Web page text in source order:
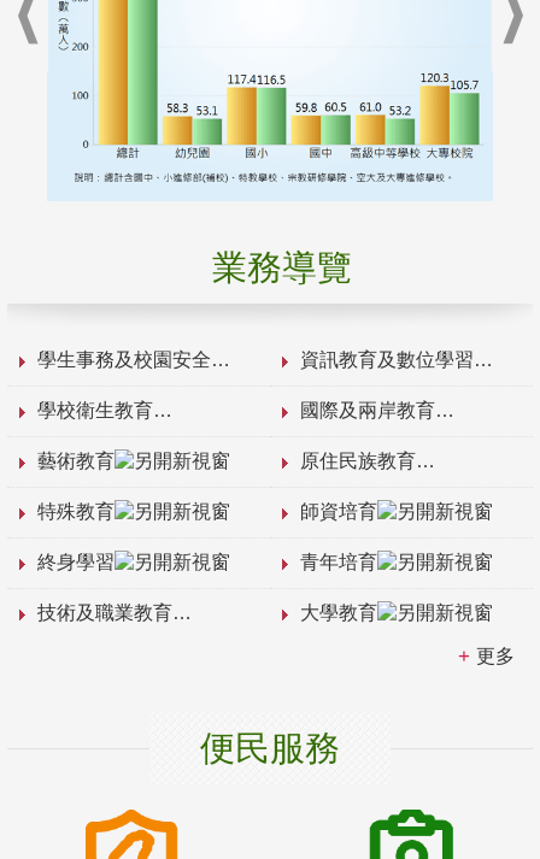
業務導覽
學生事務及校園安全 資訊教育及數位學習
學校衛生教育 國際及兩岸教育
藝術教育 原住民族教育
特殊教育 師資培育
終身學習 青年培育
技術及職業教育 大學教育
更多
便民服務